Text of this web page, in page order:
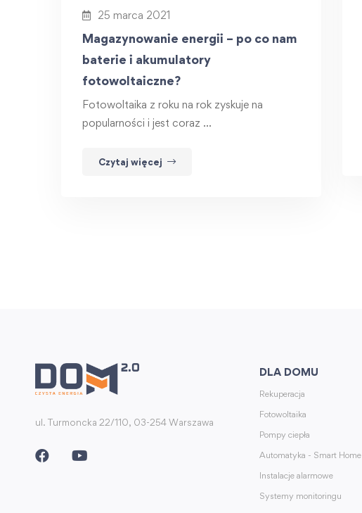
25 marca 2021
Magazynowanie energii – po co nam
baterie i akumulatory
fotowoltaiczne?
Fotowoltaika z roku na rok zyskuje na
popularności i jest coraz …
Czytaj więcej
ul. Turmoncka 22/110, 03-254 Warszawa
DLA DOMU
Rekuperacja
Fotowoltaika
Pompy ciepła
Automatyka - Smart Home
Instalacje alarmowe
Systemy monitoringu